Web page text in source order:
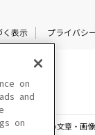
く表示 プライバシ
れている一切の文章・画
on
and
on